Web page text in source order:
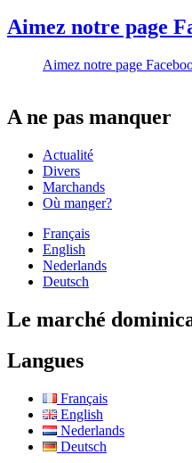
Aimez notre page
Aimez notre page
A ne pas manquer
Actualité
Divers
Marchands
Où manger?
Français
English
Nederlands
Deutsch
Le marché
Langues
Français
English
Nederlands
Deutsch